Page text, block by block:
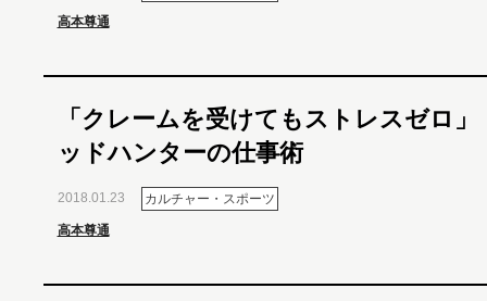
高本尊通
「クレームを受けてもストレスゼロ
ッドハンターの仕事術
2018.01.23 カルチャー・スポーツ
高本尊通